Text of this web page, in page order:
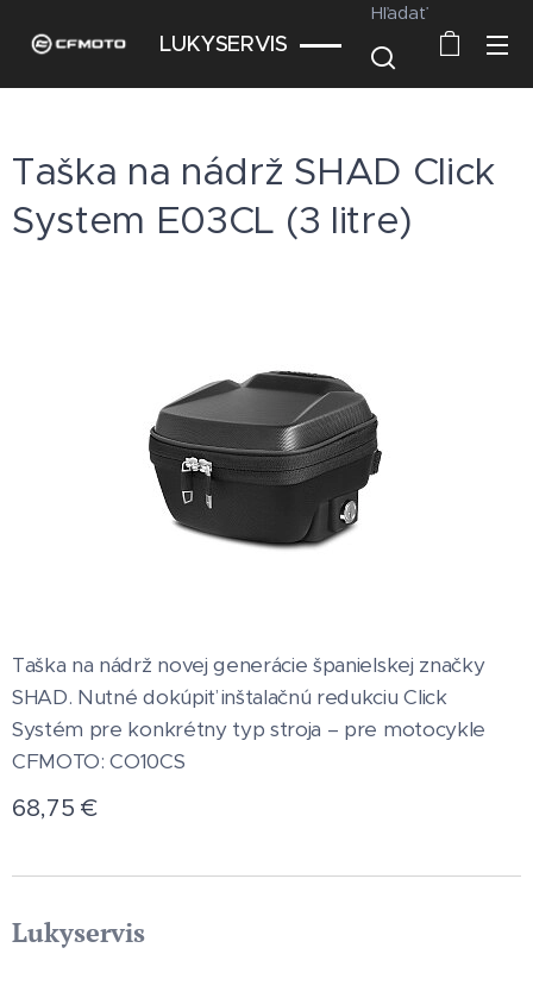
LUKYSERVIS
Hľadať
Taška na nádrž SHAD Click
System E03CL (3 litre)
Taška na nádrž novej generácie španielskej značky
SHAD. Nutné dokúpiť inštalačnú redukciu Click
Systém pre konkrétny typ stroja – pre motocykle
CFMOTO: CO10CS
68,75 €
Lukyservis